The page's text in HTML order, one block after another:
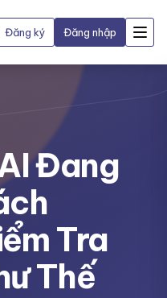
Đăng ký Đăng nhập
Đang
Tra
Thế